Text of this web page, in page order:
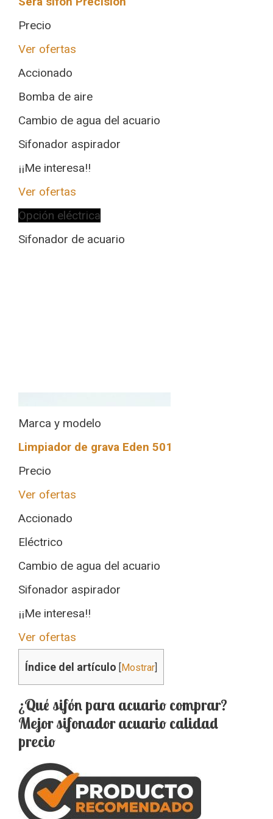
Precio
Ver ofertas
Accionado
Bomba de aire
Cambio de agua del acuario
Sifonador aspirador
¡¡Me interesa!!
Ver ofertas
Opción eléctrica
Sifonador de acuario
Marca y modelo
Limpiador de grava Eden 501
Precio
Ver ofertas
Accionado
Eléctrico
Cambio de agua del acuario
Sifonador aspirador
¡¡Me interesa!!
Ver ofertas
Índice del artículo Mostrar
¿Qué sifón para acuario comprar?
Mejor sifonador acuario calidad
precio